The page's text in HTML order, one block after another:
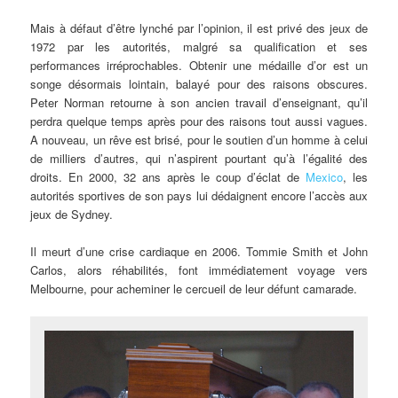
Mais à défaut d’être lynché par l’opinion, il est privé des jeux de
1972 par les autorités, malgré sa qualification et ses
performances irréprochables. Obtenir une médaille d’or est un
songe désormais lointain, balayé pour des raisons obscures.
Peter Norman retourne à son ancien travail d’enseignant, qu’il
perdra quelque temps après pour des raisons tout aussi vagues.
A nouveau, un rêve est brisé, pour le soutien d’un homme à celui
de milliers d’autres, qui n’aspirent pourtant qu’à l’égalité des
droits. En 2000, 32 ans après le coup d’éclat de Mexico, les
autorités sportives de son pays lui dédaignent encore l’accès aux
jeux de Sydney.
Il meurt d’une crise cardiaque en 2006. Tommie Smith et John
Carlos, alors réhabilités, font immédiatement voyage vers
Melbourne, pour acheminer le cercueil de leur défunt camarade.